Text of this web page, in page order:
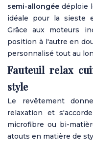
semi-allongée déploie
idéale pour la sieste
Grâce aux moteurs
position à l'autre en
personnalisé tout au
Fauteuil relax
style
Le revêtement
relaxation et
microfibre ou bi-
atouts en matière de